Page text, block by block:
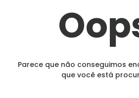
Parece que não conseguimos
que você está